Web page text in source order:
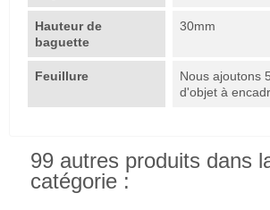
Hauteur de
baguette
30mm
Feuillure
Nous ajoutons
d'objet à
99 autres produits dans
catégorie :